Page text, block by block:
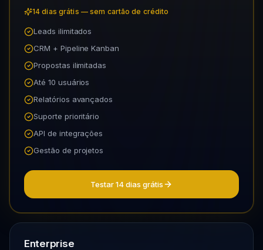
14 dias grátis — sem cartão de crédito
Leads ilimitados
CRM + Pipeline Kanban
Propostas ilimitadas
Até 10 usuários
Relatórios avançados
Suporte prioritário
API de integrações
Gestão de projetos
Testar 14 dias grátis
Enterprise